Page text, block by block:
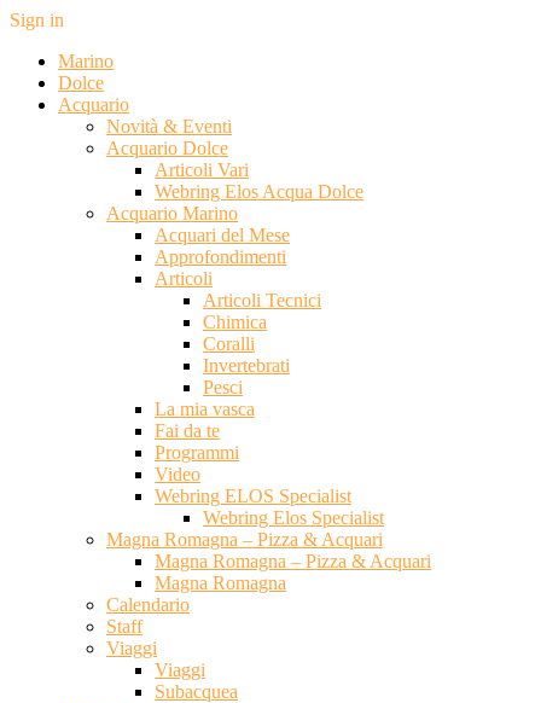
Sign in
Marino
Dolce
Acquario
Novità & Eventi
Acquario Dolce
Articoli Vari
Webring Elos Acqua Dolce
Acquario Marino
Acquari del Mese
Approfondimenti
Articoli
Articoli Tecnici
Chimica
Coralli
Invertebrati
Pesci
La mia vasca
Fai da te
Programmi
Video
Webring ELOS Specialist
Webring Elos Specialist
Magna Romagna – Pizza & Acquari
Magna Romagna – Pizza & Acquari
Magna Romagna
Calendario
Staff
Viaggi
Viaggi
Subacquea